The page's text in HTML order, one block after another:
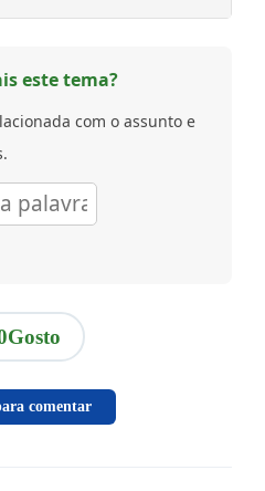
este tema?
com o assunto e
Gosto
comentar